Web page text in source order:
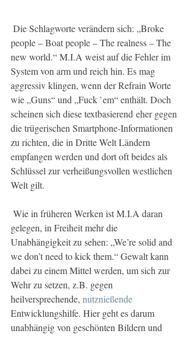
people – Boat people – The realness – The
new world.“ M.I.A weist auf die Fehler im
System von arm und reich hin. Es mag
aggressiv klingen, wenn der Refrain Worte
wie „Guns“ und „Fuck `em“ enthält. Doch
scheinen sich diese textbasierend eher gegen
die trügerischen Smartphone-Informationen
zu richten, die in Dritte Welt Ländern
empfangen werden und dort oft beides als
Schlüssel zur verheißungsvollen westlichen
Welt gilt.
gelegen, in Freiheit mehr die
Unabhängigkeit zu sehen: „We’re solid and
we don’t need to kick them.“ Gewalt kann
dabei zu einem Mittel werden, um sich zur
Wehr zu setzen, z.B. gegen
heilversprechende, nutznießende
Entwicklungshilfe. Hier geht es darum
unabhängig von geschönten Bildern und